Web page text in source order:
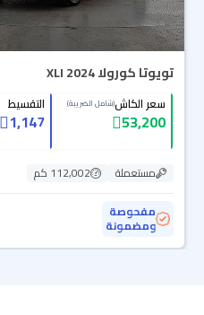
تويوتا كورولا XLI 2024
سعر الكاش(شامل الضريبة)
53,200
التقسيط
1,147
مستعملة
112,002 كم
مفحوصة
ومضمونة